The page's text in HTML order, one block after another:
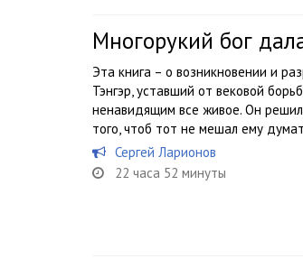
Многорукий бог
Эта книга – о возникновении и
Тэнгэр, уставший от вековой
ненавидящим все живое. Он
того, чтоб тот не мешал ему
Сергей Ларионов
22 часа 52 минуты